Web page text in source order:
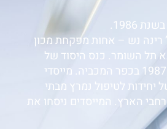
1986.
רינה נש – אחות מפקחת מכון
תל השומר. כנס היסוד של
העמותה נערך בשנת 1987 בכפר המכביה. מייסדי
יחידות לטיפול נמרץ מבתי
הארץ. המייסדים ניסחו את